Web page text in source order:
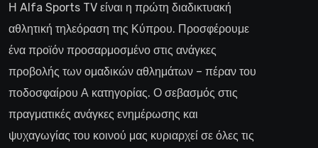
Η Alfa Sports TV είναι η πρώτη διαδικτυακή
αθλητική τηλεόραση της Κύπρου. Προσφέρουμε
ένα προϊόν προσαρμοσμένο στις ανάγκες
προβολής των ομαδικών αθλημάτων – πέραν του
ποδοσφαίρου Α κατηγορίας. Ο σεβασμός στις
πραγματικές ανάγκες ενημέρωσης και
ψυχαγωγίας του κοινού μας κυριαρχεί σε όλες τις